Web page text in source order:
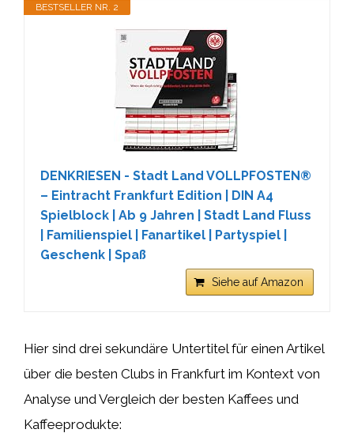
BESTSELLER NR. 2
DENKRIESEN - Stadt Land VOLLPFOSTEN®
– Eintracht Frankfurt Edition | DIN A4
Spielblock | Ab 9 Jahren | Stadt Land Fluss
| Familienspiel | Fanartikel | Partyspiel |
Geschenk | Spaß
Siehe auf Amazon
Hier sind drei sekundäre Untertitel für einen Artikel
über die besten Clubs in Frankfurt im Kontext von
Analyse und Vergleich der besten Kaffees und
Kaffeeprodukte: